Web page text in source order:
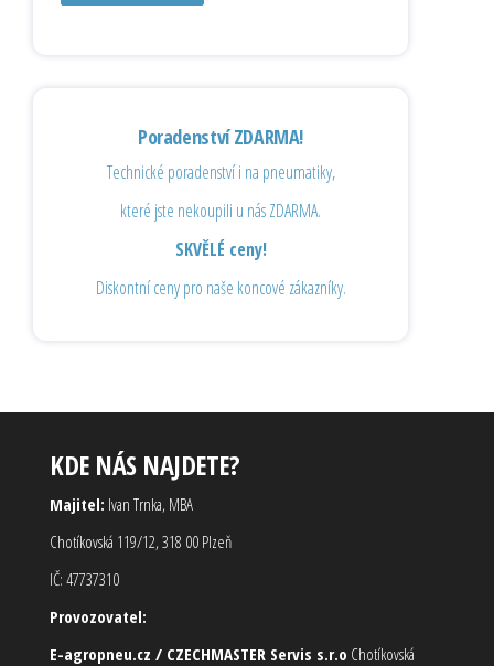
Poradenství ZDARMA!
Technické poradenství i na pneumatiky,
které jste nekoupili u nás ZDARMA.
SKVĚLÉ ceny!
Diskontní ceny pro naše koncové zákazníky.
KDE NÁS NAJDETE?
Majitel: Ivan Trnka, MBA
Chotíkovská 119/12, 318 00 Plzeň
IČ: 47737310
Provozovatel:
E-agropneu.cz / CZECHMASTER Servis s.r.o Chotíkovská